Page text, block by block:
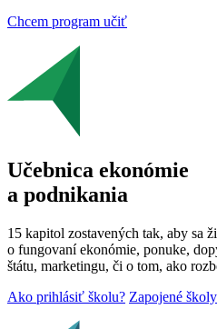
Chcem program učiť
Učebnica ekonómie
a podnikania
15 kapitol zostavených tak, aby sa
o fungovaní ekonómie, ponuke,
štátu, marketingu, či o tom, ako
Ako prihlásiť školu? Zapojené školy